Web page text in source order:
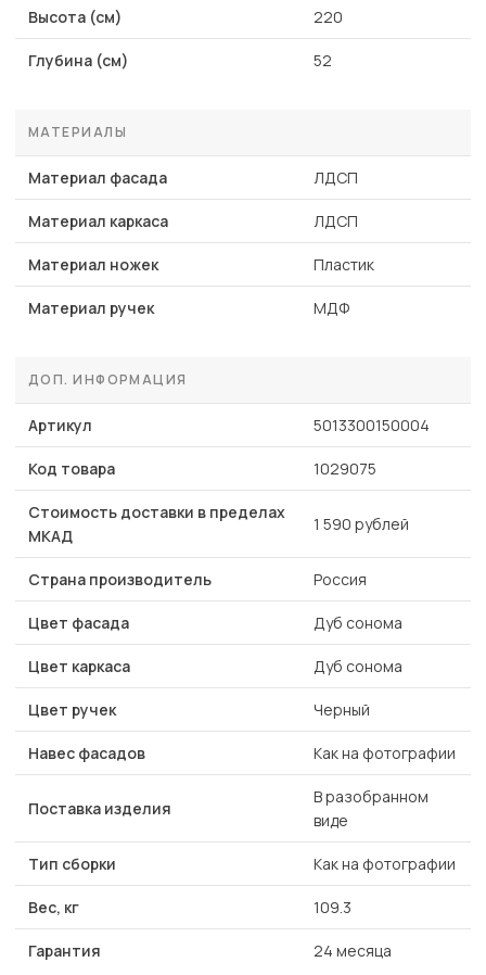
Высота (см) 220
Глубина (см) 52
МАТЕРИАЛЫ
Материал фасада ЛДСП
Материал каркаса ЛДСП
Материал ножек Пластик
Материал ручек МДФ
ДОП. ИНФОРМАЦИЯ
Артикул 5013300150004
Код товара 1029075
Стоимость доставки в пределах
МКАД
1 590 рублей
Страна производитель Россия
Цвет фасада Дуб сонома
Цвет каркаса Дуб сонома
Цвет ручек Черный
Навес фасадов Как на фотографии
Поставка изделия
В разобранном
виде
Тип сборки Как на фотографии
Вес, кг 109.3
Гарантия 24 месяца